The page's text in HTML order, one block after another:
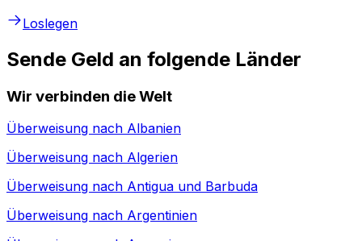
Loslegen
Sende Geld an folgende Länder
Wir verbinden die Welt
Überweisung nach Albanien
Überweisung nach Algerien
Überweisung nach Antigua und Barbuda
Überweisung nach Argentinien